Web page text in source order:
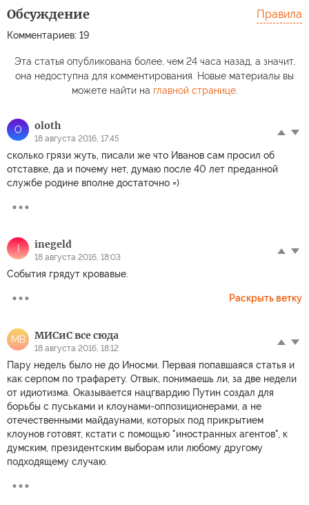
Обсуждение
Комментариев: 19
Правила
Эта статья опубликована более, чем 24 часа назад, а значит,
она недоступна для комментирования. Новые материалы вы
можете найти на главной странице.
O oloth
18 августа 2016, 17:45
сколько грязи жуть, писали же что Иванов сам просил об
отставке, да и почему нет, думаю после 40 лет преданной
службе родине вполне достаточно =)
I inegeld
18 августа 2016, 18:03
События грядут кровавые.
Раскрыть ветку
МВ МИСиС все сюда
18 августа 2016, 18:12
Пару недель было не до Иносми. Первая попавшаяся статья и
как серпом по трафарету. Отвык, понимаешь ли, за две недели
от идиотизма. Оказывается нацгвардию Путин создал для
борьбы с пуськами и клоунами-оппозиционерами, а не
отечественными майдаунами, которых под прикрытием
клоунов готовят, кстати с помощью "иностранных агентов", к
думским, президентским выборам или любому другому
подходящему случаю.